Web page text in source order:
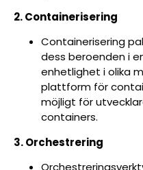
2. Containerisering
Containerisering
dess beroenden i
enhetlighet i olika
plattform för
möjligt för
containers.
3. Orchestrering